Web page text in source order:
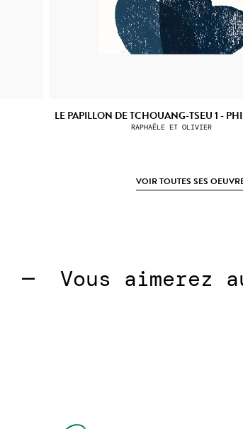
LE PAPILLON DE TCHOUANG-TSEU 1 -
RAPHAËLE ET OLIVIER
VOIR TOUTES SES
— Vous aimerez